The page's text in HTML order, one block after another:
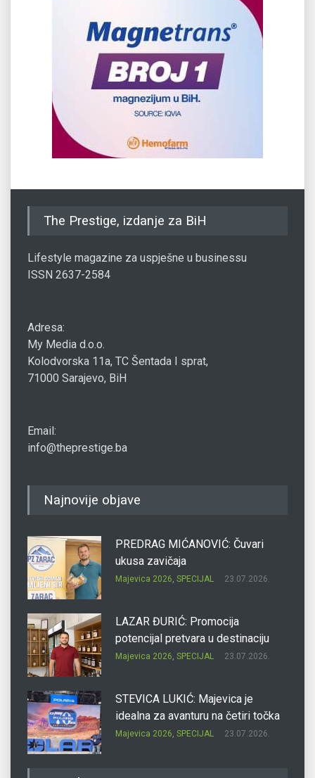
The Prestige, izdanje za BiH
Lifestyle magazine za uspješne u businessu
ISSN 2637-2584
Adresa:
My Media d.o.o.
Kolodvorska 11a, TC Šentada I sprat,
71000 Sarajevo, BiH
Email:
info@theprestige.ba
Najnovije objave
PREDRAG MIĆANOVIĆ: Čuvari
ukusa zavičaja
Majevica 2026, SPECIJAL 23.07.2026.
LAZAR ĐURIĆ: Promocija
potencijal pretvara u destinaciju
Majevica 2026, SPECIJAL 23.07.2026.
STEVICA LUKIĆ: Majevica je
idealna za avanturu na četiri točka
Majevica 2026, SPECIJAL 23.07.2026.